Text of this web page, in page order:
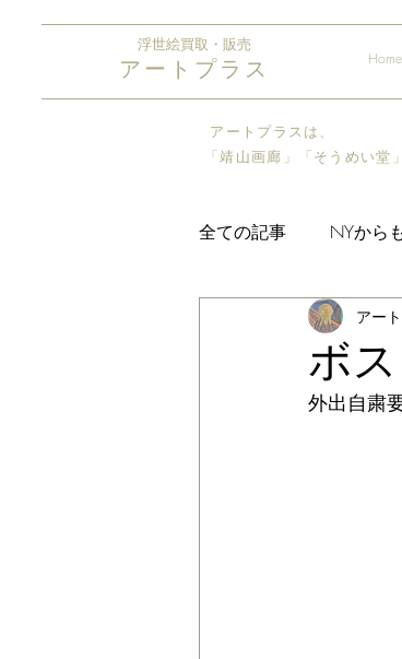
浮世絵買取・販売
アートプラス Home
アートプラスは、
「靖山画廊」「そうめい堂​
全ての記事 NYから
ボ
アー
外出自粛